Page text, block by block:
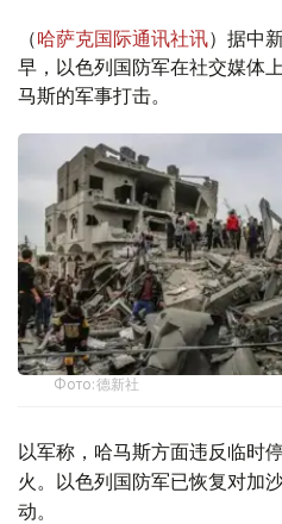
（哈萨克国际通讯社讯）据中
早，以色列国防军在社交媒体
马斯的军事打击。
Фото:德新社
以军称，哈马斯方面违反临时
火。以色列国防军已恢复对加
动。